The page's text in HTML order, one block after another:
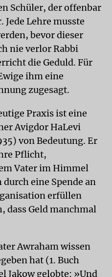
Schüler, der offenbar
Jede Lehre musste
bevor dieser
nie verlor Rabbi
die Geduld. Für
ihm eine
zugesagt.
Praxis ist eine
Avigdor HaLevi
von Bedeutung. Er
Pflicht,
Vater im Himmel
eine Spende an
erfüllen
dass Geld manchmal
Awraham wissen
hat (1. Buch
Jakow gelobte: »Und